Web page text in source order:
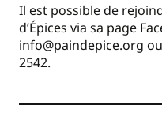
Il est possible de
d’Épices via sa page
info@paindepice.org
2542.